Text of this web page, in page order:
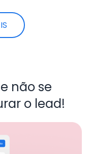
não se
o lead!